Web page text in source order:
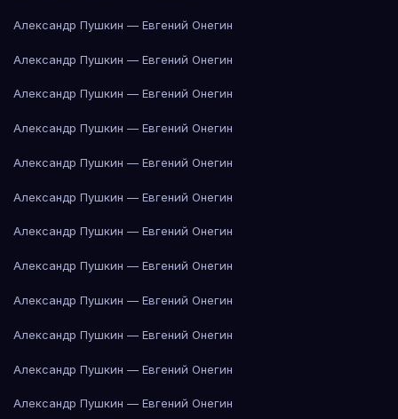
Александр Пушкин — Евгений Онегин
Александр Пушкин — Евгений Онегин
Александр Пушкин — Евгений Онегин
Александр Пушкин — Евгений Онегин
Александр Пушкин — Евгений Онегин
Александр Пушкин — Евгений Онегин
Александр Пушкин — Евгений Онегин
Александр Пушкин — Евгений Онегин
Александр Пушкин — Евгений Онегин
Александр Пушкин — Евгений Онегин
Александр Пушкин — Евгений Онегин
Александр Пушкин — Евгений Онегин